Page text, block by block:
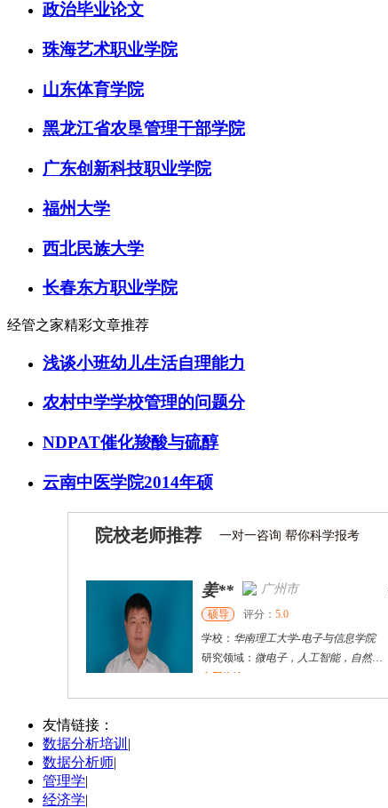
政治毕业论文
珠海艺术职业学院
山东体育学院
黑龙江省农垦管理干部学院
广东创新科技职业学院
福州大学
西北民族大学
长春东方职业学院
经管之家精彩文章推荐
浅谈小班幼儿生活自理能力
农村中学学校管理的问题分
NDPAT催化羧酸与硫醇
云南中医学院2014年硕
院校老师推荐 一对一咨询 帮你科学报考
杜** 黄浦区
其他 评分： 5.0
学校： 上海交通大学-公共卫生学院
研究领域： 公共卫生
立即咨询
万志宏 天津市
友情链接：
数据分析培训 |
数据分析师|
管理学|
经济学|